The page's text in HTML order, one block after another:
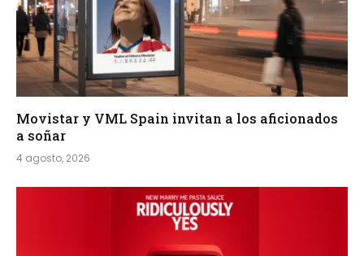
Movistar y VML Spain invitan a los aficionados
a soñar
4 agosto, 2026